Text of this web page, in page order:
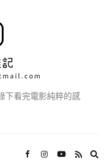
下看完電影純粹的感